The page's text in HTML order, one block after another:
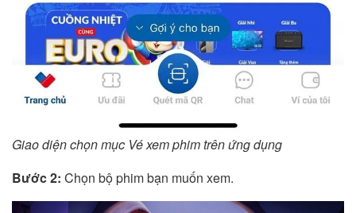
Giao diện chọn mục Vé xem phim trên ứng dụng
Bước 2: Chọn bộ phim bạn muốn xem.